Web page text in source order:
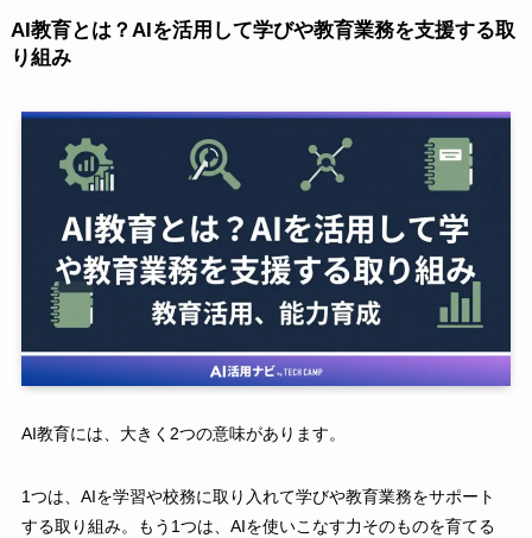
AI教育とは？AIを活用して学びや教育業務を支援する取
り組み
AI教育には、大きく2つの意味があります。
1つは、AIを学習や校務に取り入れて学びや教育業務をサポート
する取り組み。もう1つは、AIを使いこなす力そのものを育てる